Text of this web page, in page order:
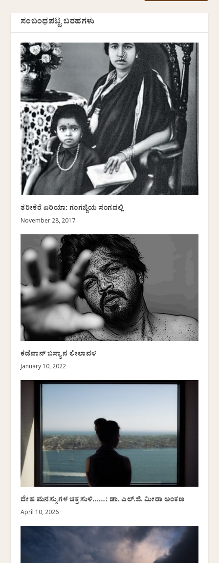
ಸಂಬಂಧಪಟ್ಟ ಬರಹಗಳು
ತರೀಕೆರೆ ಏರಿಯಾ: ಗಂಗಜ್ಜಿಯ ಸಂಗದಲ್ಲಿ
November 28, 2017
ಕಡೆಪಾನ್ ಬಸ್ಯಾನ ಲೀಲಾವಳಿ
January 10, 2022
ದೇಹ ಮನಸ್ಸುಗಳ ಚಕ್ರಸುಳಿ……: ಡಾ. ಎಲ್.ಜಿ. ಮೀರಾ ಅಂಕಣ
April 10, 2026